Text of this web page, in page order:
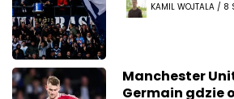
KAMIL WOJTALA / 8
Manchester
Germain gdzie